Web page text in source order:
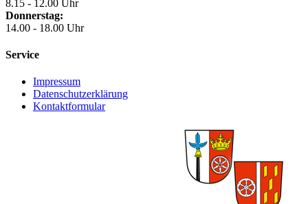
8.15 - 12.00 Uhr
Donnerstag:
14.00 - 18.00 Uhr
Service
Impressum
Datenschutzerklärung
Kontaktformular